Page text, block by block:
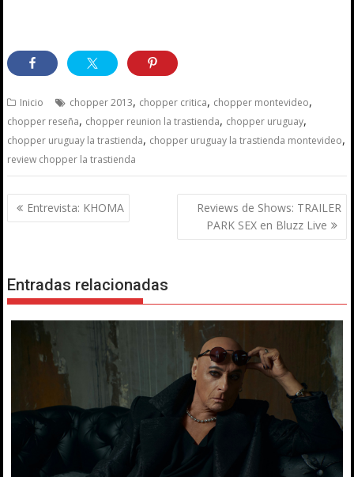
Inicio chopper 2013, chopper critica, chopper montevideo,
chopper reseña, chopper reunion la trastienda, chopper uruguay,
chopper uruguay la trastienda, chopper uruguay la trastienda montevideo,
review chopper la trastienda
Navegación
de
Entrevista: KHOMA
Reviews de Shows: TRAILER
PARK SEX en Bluzz Live
Entradas relacionadas